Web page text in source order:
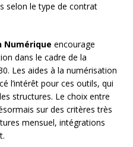
selon le type de contrat
Numérique encourage
dans le cadre de la
Les aides à la numérisation
l’intérêt pour ces outils, qui
structures. Le choix entre
sur des critères très
mensuel, intégrations